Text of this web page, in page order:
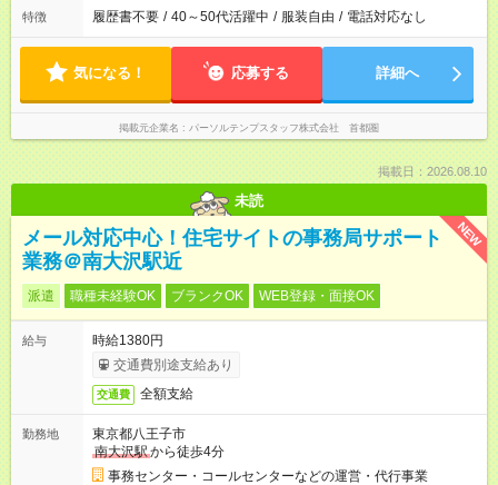
特徴 履歴書不要 / 40～50代活躍中 / 服装自由 / 電話対応なし
気になる！ 応募する 詳細へ
掲載元企業名 パーソルテンプスタッフ株式会社 首都圏
掲載日：2026.08.10
未読
NEW
メール対応中心！住宅サイトの事務局サポート
業務＠南大沢駅近
派遣 職種未経験OK ブランクOK WEB登録・面接OK
給与
時給1380円
交通費別途支給あり
交通費 全額支給
勤務地
東京都八王子市
南大沢駅から徒歩4分
事務センター・コールセンターなどの運営・代行事業